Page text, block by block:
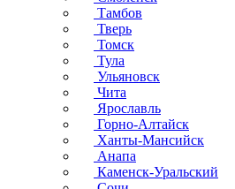
Тамбов
Тверь
Томск
Тула
Ульяновск
Чита
Ярославль
Горно-Алтайск
Ханты-Мансийск
Анапа
Каменск-Уральский